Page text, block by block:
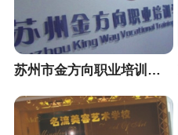
苏州市金方向职业培训学校